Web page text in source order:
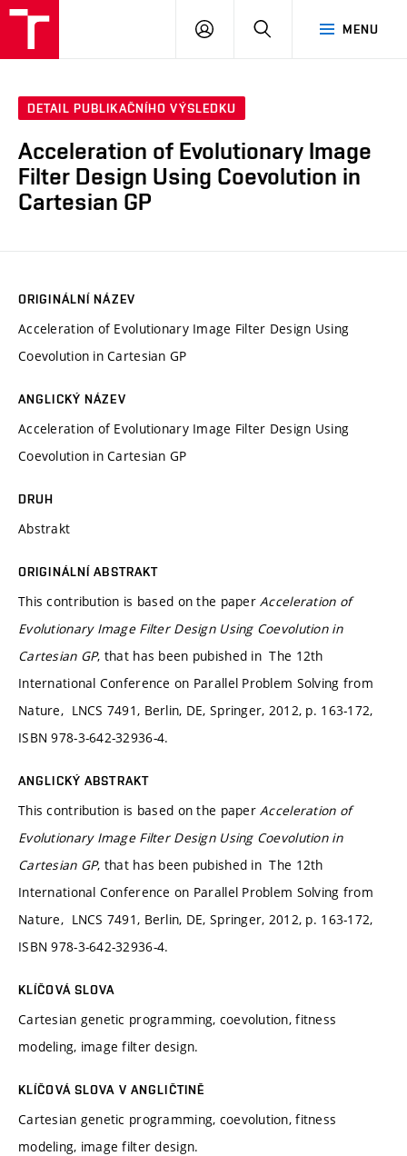
MENU
PŘIHLÁSIT
DETAIL PUBLIKAČNÍHO VÝSLEDKU
Acceleration of Evolutionary Image
Filter Design Using Coevolution in
Cartesian GP
ORIGINÁLNÍ NÁZEV
Acceleration of Evolutionary Image Filter Design Using
Coevolution in Cartesian GP
ANGLICKÝ NÁZEV
Acceleration of Evolutionary Image Filter Design Using
Coevolution in Cartesian GP
DRUH
Abstrakt
ORIGINÁLNÍ ABSTRAKT
This contribution is based on the paperAcceleration of
Evolutionary Image Filter Design Using Coevolution in
Cartesian GP, that has been pubished in The 12th
International Conference on Parallel Problem Solving from
Nature, LNCS 7491, Berlin, DE, Springer, 2012, p. 163-172,
ISBN 978-3-642-32936-4.
ANGLICKÝ ABSTRAKT
This contribution is based on the paperAcceleration of
Evolutionary Image Filter Design Using Coevolution in
Cartesian GP, that has been pubished in The 12th
International Conference on Parallel Problem Solving from
Nature, LNCS 7491, Berlin, DE, Springer, 2012, p. 163-172,
ISBN 978-3-642-32936-4.
KLÍČOVÁ SLOVA
Cartesian genetic programming, coevolution, fitness
modeling, image filter design.
KLÍČOVÁ SLOVA V ANGLIČTINĚ
Cartesian genetic programming, coevolution, fitness
modeling, image filter design.